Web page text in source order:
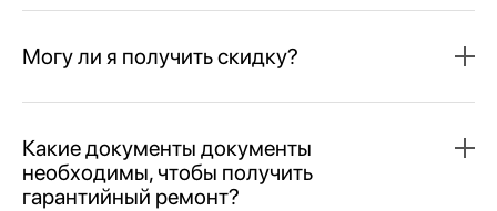
Могу ли я получить скидку?
Какие документы документы
необходимы, чтобы получить
гарантийный ремонт?